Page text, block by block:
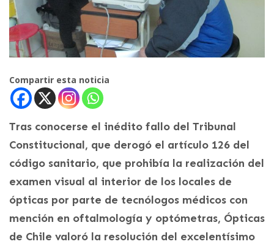
Compartir esta noticia
Tras conocerse el inédito fallo del Tribunal
Constitucional, que derogó el artículo 126 del
código sanitario, que prohibía la realización del
examen visual al interior de los locales de
ópticas por parte de tecnólogos médicos con
mención en oftalmología y optómetras, Ópticas
de Chile valoró la resolución del excelentísimo